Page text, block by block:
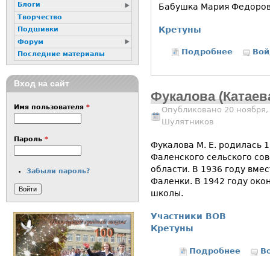
Бабушка Мария
Кретуны
Подробнее о
Фукалова
Опубликовано 20
Шулятников
Фукалова М. Е. родилась
Фаленского сельского
области. В 1936 году
Фаленки. В 1942 году
школы.
Участники ВОВ
Кретуны
Подробнее о
Блоги
Творчество
Подшивки
Форум
Последние материалы
Вход на сайт
Имя пользователя *
Пароль *
Забыли пароль?